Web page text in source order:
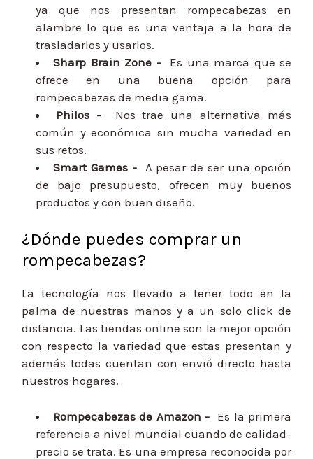
ya que nos presentan rompecabezas en
alambre lo que es una ventaja a la hora de
trasladarlos y usarlos.
Sharp Brain Zone - Es una marca que se
ofrece en una buena opción para
rompecabezas de media gama.
Philos - Nos trae una alternativa más
común y económica sin mucha variedad en
sus retos.
Smart Games - A pesar de ser una opción
de bajo presupuesto, ofrecen muy buenos
productos y con buen diseño.
¿Dónde puedes comprar un
rompecabezas?
La tecnología nos llevado a tener todo en la
palma de nuestras manos y a un solo click de
distancia. Las tiendas online son la mejor opción
con respecto la variedad que estas presentan y
además todas cuentan con envió directo hasta
nuestros hogares.
Rompecabezas de Amazon - Es la primera
referencia a nivel mundial cuando de calidad-
precio se trata. Es una empresa reconocida por